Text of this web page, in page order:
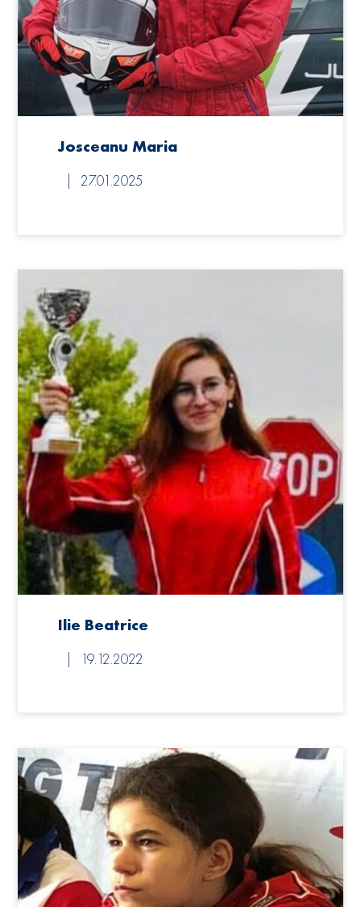
Josceanu Maria
27.01.2025
Ilie Beatrice
19.12.2022